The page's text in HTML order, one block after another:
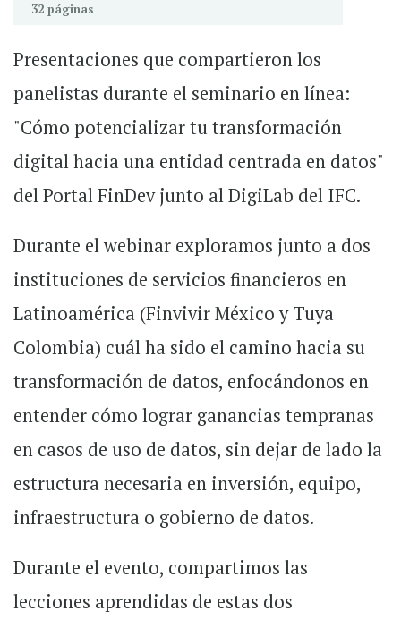
32 páginas
Presentaciones que compartieron los
panelistas durante el seminario en línea:
"Cómo potencializar tu transformación
digital hacia una entidad centrada en datos"
del Portal FinDev junto al DigiLab del IFC.
Durante el webinar exploramos junto a dos
instituciones de servicios financieros en
Latinoamérica (Finvivir México y Tuya
Colombia) cuál ha sido el camino hacia su
transformación de datos, enfocándonos en
entender cómo lograr ganancias tempranas
en casos de uso de datos, sin dejar de lado la
estructura necesaria en inversión, equipo,
infraestructura o gobierno de datos.
Durante el evento, compartimos las
lecciones aprendidas de estas dos